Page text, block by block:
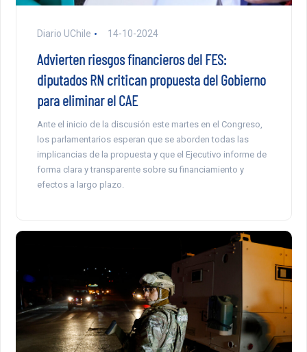
Diario UChile 14-10-2024
Advierten riesgos financieros del FES:
diputados RN critican propuesta del Gobierno
para eliminar el CAE
Ante el inicio de la discusión este martes en el Congreso,
los parlamentarios esperan que se aborden todas las
implicancias de la propuesta y que el Ejecutivo informe de
forma clara y transparente sobre su financiamiento y
efectos a largo plazo.